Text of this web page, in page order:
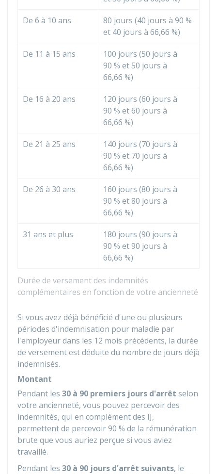
Durée de versement des indemnités
complémentaires en fonction de votre ancienneté
De 6 à 10 ans 80 jours (40 jours à 90 %
et 40 jours à 66,66 %)
De 11 à 15 ans
100 jours (50 jours à
90 % et 50 jours à
66,66 %)
De 16 à 20 ans
120 jours (60 jours à
90 % et 60 jours à
66,66 %)
De 21 à 25 ans
140 jours (70 jours à
90 % et 70 jours à
66,66 %)
De 26 à 30 ans
160 jours (80 jours à
90 % et 80 jours à
66,66 %)
31 ans et plus
180 jours (90 jours à
90 % et 90 jours à
66,66 %)
Si vous avez déjà bénéficié d'une ou plusieurs
périodes d'indemnisation pour maladie par
l'employeur dans les 12 mois précédents, la durée
de versement est déduite du nombre de jours déjà
indemnisés.
Montant
Pendant les 30 à 90 premiers jours d'arrêt selon
votre ancienneté, vous pouvez percevoir des
indemnités, qui en complément des IJ,
permettent de percevoir90 % de la rémunération
brute que vous auriez perçue si vous aviez
travaillé.
Pendant les 30 à 90 jours d'arrêt suivants, le